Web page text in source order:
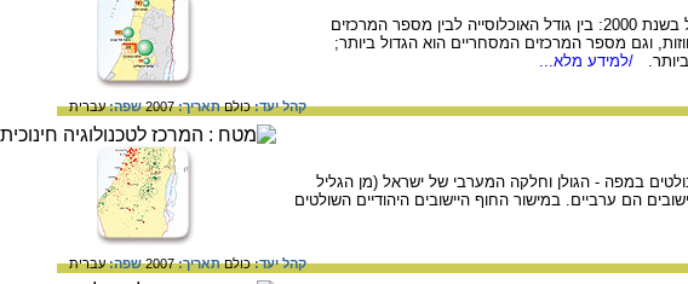
מפה המציגה את מספר המרכזים המסחריים וגודל האוכלוסייה במחוזות השונים בישראל בשנת 2000: בין גודל האוכלוסייה לבין מספר המרכזים
וגם מספר המרכזים המסחריים הוא הגדול ביותר;
/למידע מלא...
קהל יעד:כולםתאריך:2007 שפה:עברית
במפה - הגולן וחלקה המערבי של ישראל (מן הגליל
הם ערביים. במישור החוף היישובים היהודיים השולטים
קהל יעד:כולםתאריך:2007 שפה:עברית